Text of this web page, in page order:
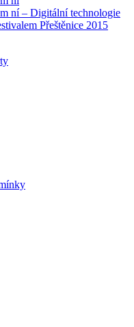
ní – Digitální technologie
Přeštěnice 2015